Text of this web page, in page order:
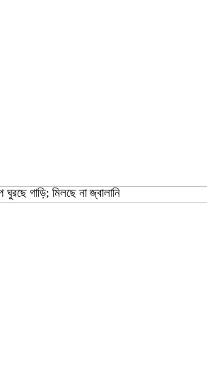
ঘুরছে গাড়ি; মিলছে না জ্বালানি